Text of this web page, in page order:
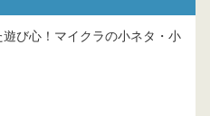
遊び心！マイクラの小ネタ・小